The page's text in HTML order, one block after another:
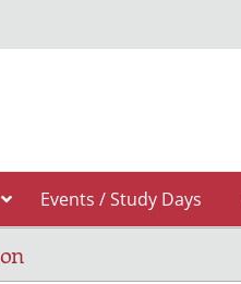
Events / Study Days